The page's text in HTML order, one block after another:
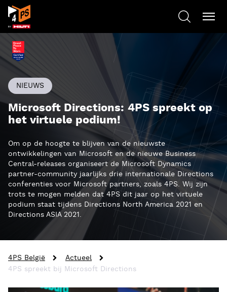
NIEUWS
Microsoft Directions: 4PS spreekt op
het virtuele podium!
Om op de hoogte te blijven van de nieuwste
ontwikkelingen van Microsoft en de nieuwe Business
Central-releases organiseert de Microsoft Dynamics
partner-community jaarlijks drie internationale Directions
conferenties voor Microsoft partners, zoals 4PS. Wij zijn
trots te mogen melden dat 4PS dit jaar op het virtuele
podium staat tijdens Directions North America 2021 en
Directions ASIA 2021.
4PS België
Actueel
4PS spreekt bij Microsoft Directions